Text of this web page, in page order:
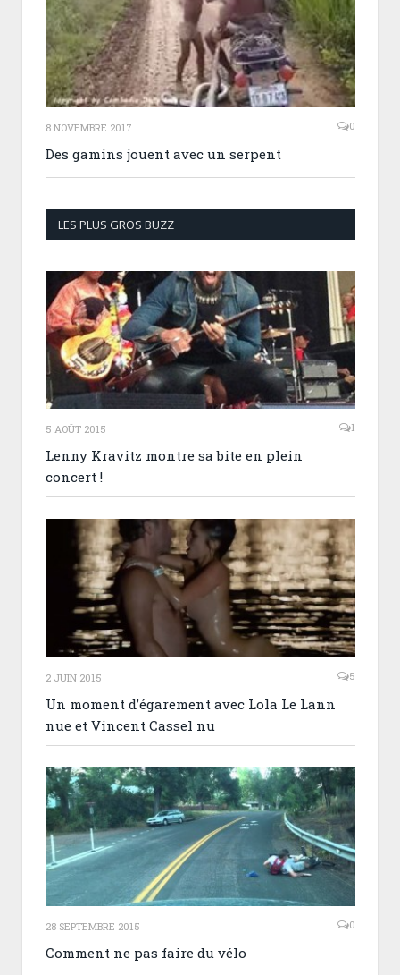
8 NOVEMBRE 2017 0
Des gamins jouent avec un serpent
LES PLUS GROS BUZZ
5 AOÛT 2015 1
Lenny Kravitz montre sa bite en plein
concert !
2 JUIN 2015 5
Un moment d’égarement avec Lola Le Lann
nue et Vincent Cassel nu
28 SEPTEMBRE 2015 0
Comment ne pas faire du vélo